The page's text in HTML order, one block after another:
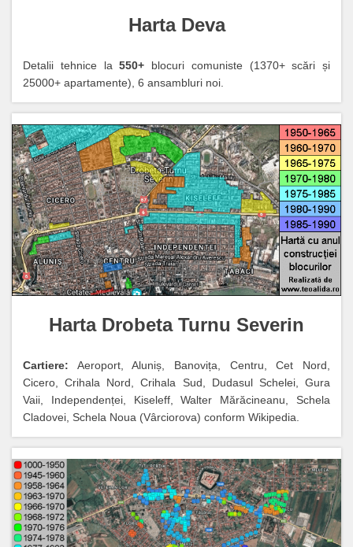
Harta Deva
Detalii tehnice la550+ blocuri comuniste (1370+ scări și
25000+ apartamente), 6 ansambluri noi.
Harta Drobeta Turnu Severin
Cartiere: Aeroport, Aluniș, Banovița, Centru, Cet Nord,
Cicero, Crihala Nord, Crihala Sud, Dudasul Schelei, Gura
Vaii, Independenței, Kiseleff, Walter Mărăcineanu, Schela
Cladovei, Schela Noua (Vârciorova) conform Wikipedia.